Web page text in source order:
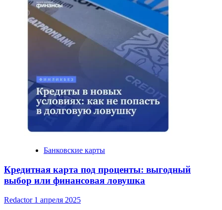
Банковские карты
Кредитная карта под проценты: выгодный
выбор или финансовая ловушка
Redactor 1 апреля 2025